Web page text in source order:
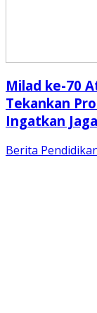
Milad ke-70
Tekankan
Ingatkan
Berita